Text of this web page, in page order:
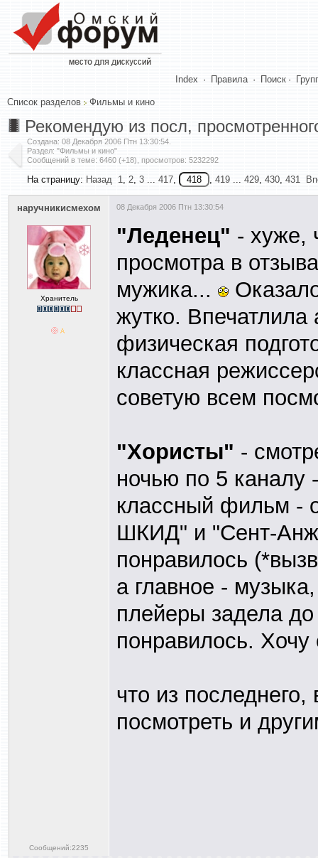
Index · Правила · Поиск ·
Список разделов Фильмы и кино
Рекомендую из посл,
Создана: 08 Декабря 2006 Птн 13:30:54
Раздел: "Фильмы и кино"
Сообщений в теме: 6460 (+18), просмотров: 5232292
На страницу: Назад 1, 2, 3 ... 417, , 419... 429, 430, 431
наручникисмехом
Хранитель
Сообщений:2235
08 Декабря 2006 Птн 13:30:54
"Леденец" - хуже,
просмотра в
мужика...
жутко. Впечатлила
физическая
классная
советую всем
"Хористы" -
ночью по 5 каналу
классный фильм -
ШКИД" и "Сент-
понравилось
а главное -
плейеры задела
понравилось.
что из
посмотреть и